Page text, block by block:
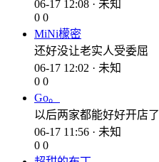
06-17 12:08 · 未知
0 0
MiNi檬密
还好没让老实人受委屈
06-17 12:02 · 未知
0 0
Go。
以后两家都能好好开店了
06-17 11:56 · 未知
0 0